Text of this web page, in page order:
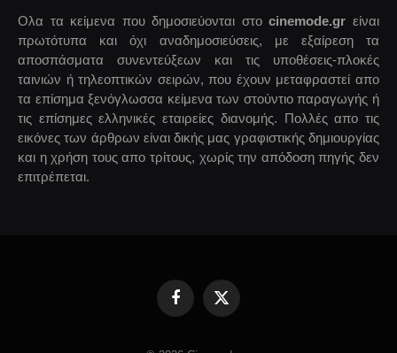
Ολα τα κείμενα που δημοσιεύονται στοcinemode.gr είναι
πρωτότυπα και όχι αναδημοσιεύσεις, με εξαίρεση τα
αποσπάσματα συνεντεύξεων και τις υποθέσεις-πλοκές
ταινιών ή τηλεοπτικών σειρών, που έχουν μεταφραστεί απο
τα επίσημα ξενόγλωσσα κείμενα των στούντιο παραγωγής ή
τις επίσημες ελληνικές εταιρείες διανομής. Πολλές απο τις
εικόνες των άρθρων είναι δικής μας γραφιστικής δημιουργίας
και η χρήση τους απο τρίτους, χωρίς την απόδοση πηγής δεν
επιτρέπεται.
FacebookX